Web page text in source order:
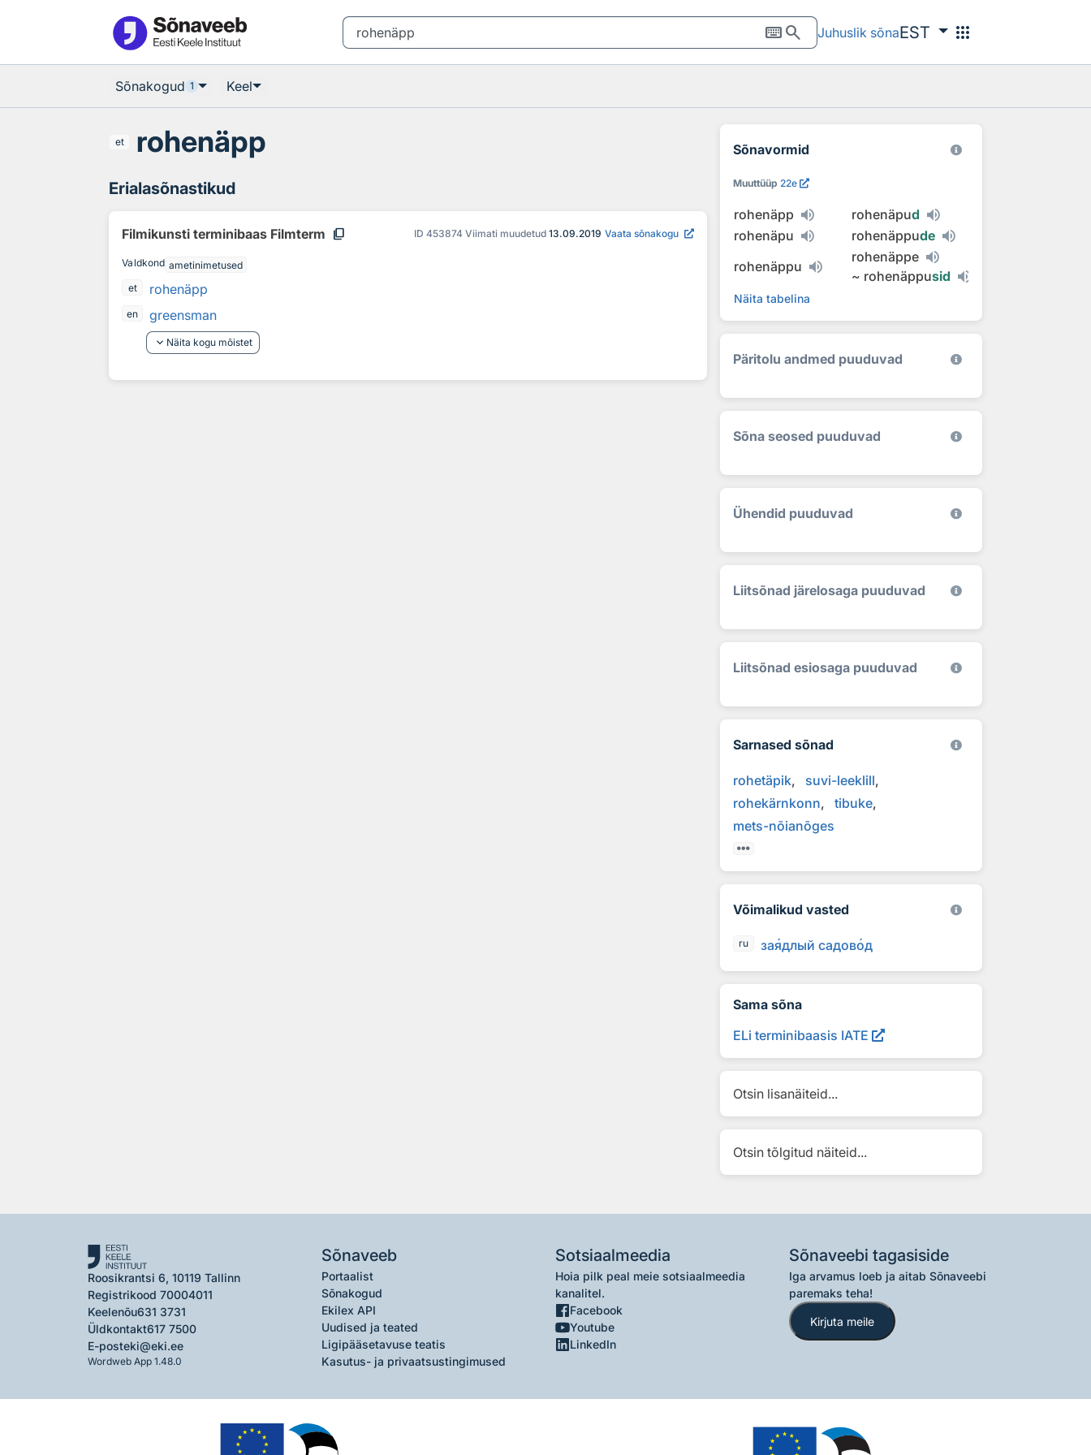
keyboardsearch Juhuslik sõnaEST apps
Sõnakogud 1 Keel
et rohenäpp
Erialasõnastikud
Filmikunsti terminibaas Filmterm content_copy ID 453874 Viimati muudetud 13.09.2019 Vaata sõnakogu
Valdkond ametinimetused
et
rohenäpp
en
greensman
keyboard_arrow_down Näita kogu mõistet
Sõnavormid
Muuttüüp 22e
rohenäpp rohenäpud
rohenäpu
rohenäppude
rohenäppu
rohenäppe
~ rohenäppusid
Näita tabelina
Päritolu andmed puuduvad
Sõna seosed puuduvad
Ühendid puuduvad
Liitsõnad järelosaga puuduvad
Liitsõnad esiosaga puuduvad
Sarnased sõnad
rohetäpik
suvi-leeklill
rohekärnkonn
tibuke
mets-nõianõges
Võimalikud vasted
ru заядлый садовод
Sama sõna
ELi terminibaasis IATE
Otsin lisanäiteid...
Otsin tõlgitud näiteid...
Roosikrantsi 6, 10119 Tallinn
Registrikood 70004011
Keelenõu631 3731
Üldkontakt617 7500
E-posteki@eki.ee
Wordweb App 1.48.0
Sõnaveeb
Portaalist
Sõnakogud
Ekilex API
Uudised ja teated
Ligipääsetavuse teatis
Kasutus- ja privaatsustingimused
Sotsiaalmeedia
Hoia pilk peal meie sotsiaalmeedia
kanalitel.
Facebook
Youtube
LinkedIn
Sõnaveebi tagasiside
Iga arvamus loeb ja aitab Sõnaveebi
paremaks teha!
Kirjuta meile